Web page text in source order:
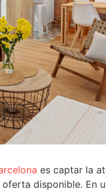
es captar la
disponible. En